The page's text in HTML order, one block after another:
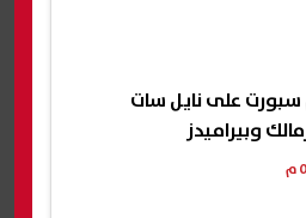
سبورت على نايل سات
وبيراميدز